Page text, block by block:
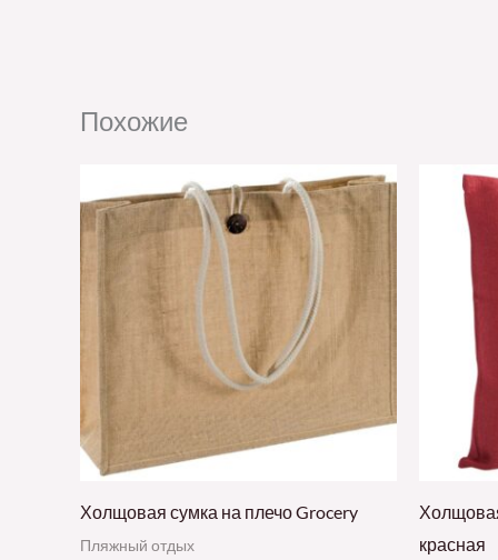
Похожие
Холщовая сумка на плечо Grocery
Пляжный отдых
красная